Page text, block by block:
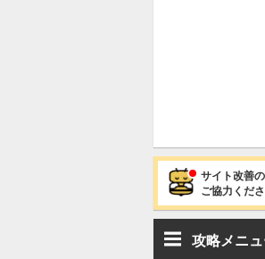
サイト改善
ご協力くだ
攻略メニ